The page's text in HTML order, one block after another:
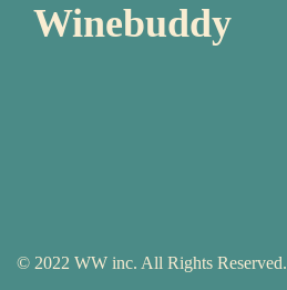
Winebuddy
© 2022 WW inc. All Rights Reserved.